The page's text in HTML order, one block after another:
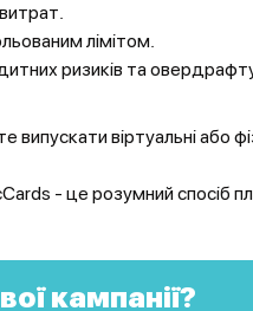
лімітом.
ризиків та
віртуальні або
- це розумний спосіб
кампанії?